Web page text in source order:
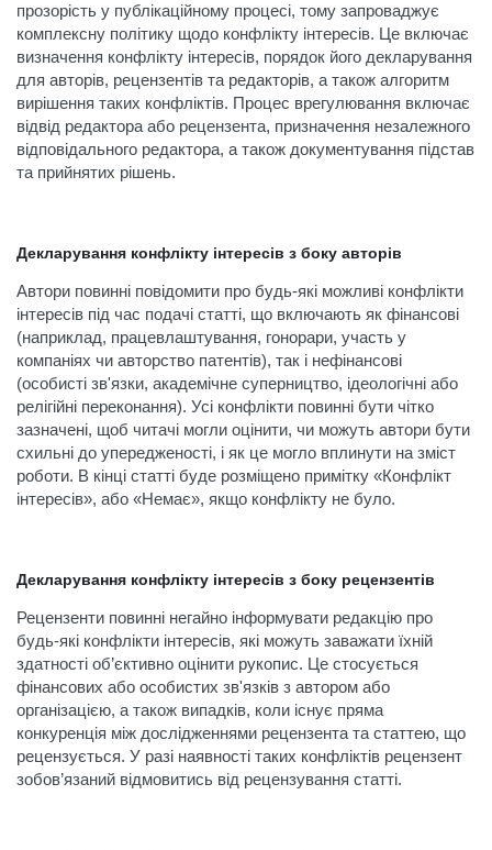
прозорість у публікаційному процесі, тому запроваджує
комплексну політику щодо конфлікту інтересів. Це включає
визначення конфлікту інтересів, порядок його декларування
для авторів, рецензентів та редакторів, а також алгоритм
вирішення таких конфліктів. Процес врегулювання включає
відвід редактора або рецензента, призначення незалежного
відповідального редактора, а також документування підстав
та прийнятих рішень.
Декларування конфлікту інтересів з боку авторів
Автори повинні повідомити про будь-які можливі конфлікти
інтересів під час подачі статті, що включають як фінансові
(наприклад, працевлаштування, гонорари, участь у
компаніях чи авторство патентів), так і нефінансові
(особисті зв'язки, академічне суперництво, ідеологічні або
релігійні переконання). Усі конфлікти повинні бути чітко
зазначені, щоб читачі могли оцінити, чи можуть автори бути
схильні до упередженості, і як це могло вплинути на зміст
роботи. В кінці статті буде розміщено примітку «Конфлікт
інтересів», або «Немає», якщо конфлікту не було.
Декларування конфлікту інтересів з боку рецензентів
Рецензенти повинні негайно інформувати редакцію про
будь-які конфлікти інтересів, які можуть заважати їхній
здатності об’єктивно оцінити рукопис. Це стосується
фінансових або особистих зв'язків з автором або
організацією, а також випадків, коли існує пряма
конкуренція між дослідженнями рецензента та статтею, що
рецензується. У разі наявності таких конфліктів рецензент
зобов’язаний відмовитись від рецензування статті.